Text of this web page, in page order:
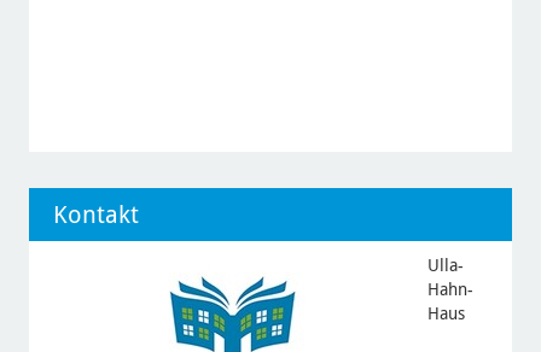
Kontakt
Ulla-
Hahn-
Haus